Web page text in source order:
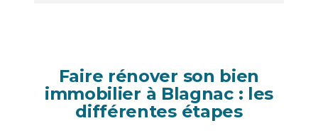
Faire rénover son bien
immobilier à Blagnac : les
différentes étapes